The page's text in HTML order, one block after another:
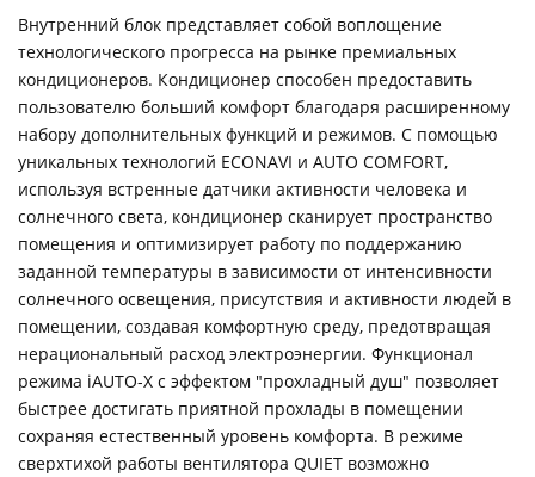
Внутренний блок представляет собой воплощение
технологического прогресса на рынке премиальных
кондиционеров. Кондиционер способен предоставить
пользователю больший комфорт благодаря расширенному
набору дополнительных функций и режимов. С помощью
уникальных технологий ECONAVI и AUTO COMFORT,
используя встренные датчики активности человека и
солнечного света, кондиционер сканирует пространство
помещения и оптимизирует работу по поддержанию
заданной температуры в зависимости от интенсивности
солнечного освещения, присутствия и активности людей в
помещении, создавая комфортную среду, предотвращая
нерациональный расход электроэнергии. Функционал
режима iAUTO-X с эффектом "прохладный душ" позволяет
быстрее достигать приятной прохлады в помещении
сохраняя естественный уровень комфорта. В режиме
сверхтихой работы вентилятора QUIET возможно